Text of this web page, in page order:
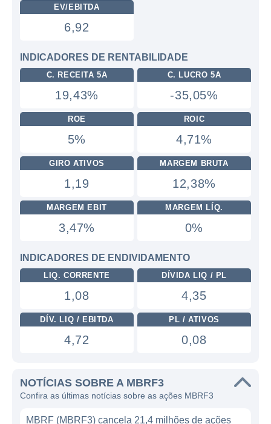
EV/EBITDA
6,92
INDICADORES DE RENTABILIDADE
C. RECEITA 5A
19,43%
C. LUCRO 5A
-35,05%
ROE
5%
ROIC
4,71%
GIRO ATIVOS
1,19
MARGEM BRUTA
12,38%
MARGEM EBIT
3,47%
MARGEM LÍQ.
0%
INDICADORES DE ENDIVIDAMENTO
LIQ. CORRENTE
1,08
DÍVIDA LIQ / PL
4,35
DÍV. LIQ / EBITDA
4,72
PL / ATIVOS
0,08
NOTÍCIAS SOBRE A MBRF3
Confira as últimas notícias sobre as ações MBRF3
MBRF (MBRF3) cancela 21,4 milhões de ações